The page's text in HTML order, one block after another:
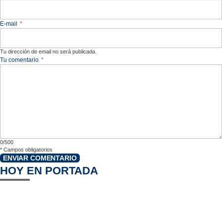
E-mail *
Tu dirección de email no será publicada.
Tu comentario *
0/500
* Campos obligatorios
ENVIAR COMENTARIO
HOY EN PORTADA